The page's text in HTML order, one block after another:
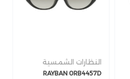
النظارات الشمسية
RAYBAN 0RB4457D
RAYBAN 0RB4457D